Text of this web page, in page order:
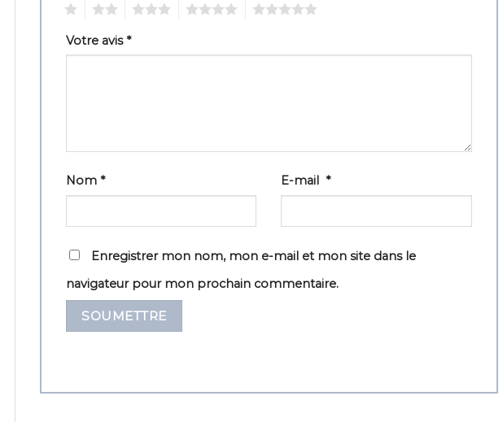
Votre avis*
Nom * E-mail*
Enregistrer mon nom, mon e-mail et mon site dans le
navigateur pour mon prochain commentaire.